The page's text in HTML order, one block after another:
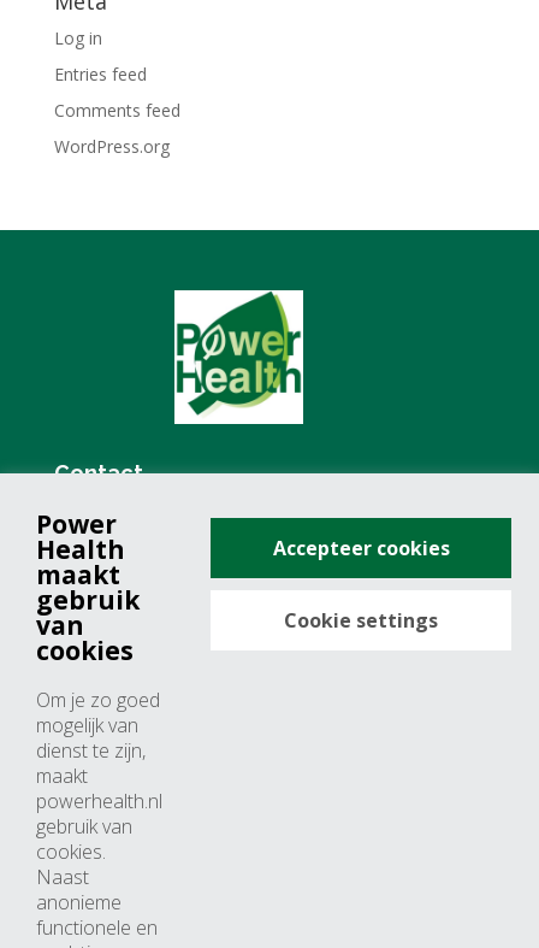
Log in
Entries feed
Comments feed
WordPress.org
Contact
+31 (0)76 571 19 68
info@powerhealth.nl
Adresse
4817 ZH breda
Nederland
Horaires d’ouvertures
Du lundi au jeudi: 09:00 – 17:00
Vendredi: 09:00 – 15:00
Power
Health
maakt
gebruik
van
cookies
Om je zo goed
mogelijk van
dienst te zijn,
maakt
powerhealth.nl
gebruik van
cookies.
Naast
anonieme
functionele en
Accepteer cookies
Cookie settings